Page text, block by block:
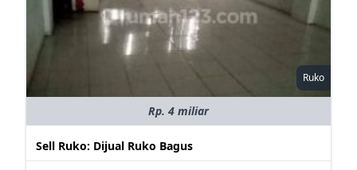
Ruko
Rp. 4 miliar
Sell Ruko: Dijual Ruko Bagus